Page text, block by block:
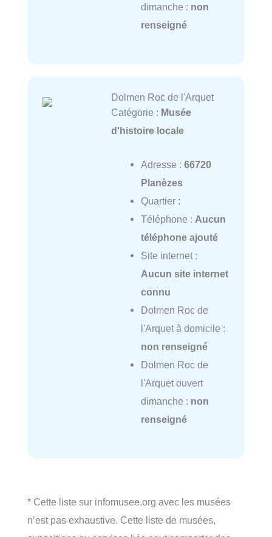
dimanche : non
renseigné
Dolmen Roc de l'Arquet
Catégorie : Musée
d'histoire locale
Adresse : 66720
Planèzes
Quartier :
Téléphone : Aucun
téléphone ajouté
Site internet :
Aucun site internet
connu
Dolmen Roc de
l'Arquet à domicile :
non renseigné
Dolmen Roc de
l'Arquet ouvert
dimanche : non
renseigné
* Cette liste sur infomusee.org avec les musées
n’est pas exhaustive. Cette liste de musées,